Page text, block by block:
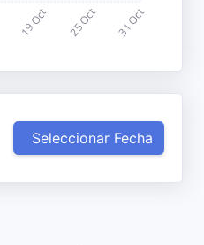
Seleccionar Fecha